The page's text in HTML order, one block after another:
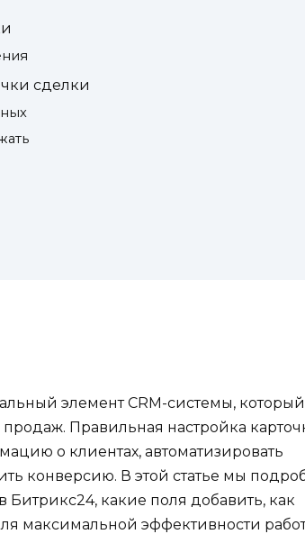
сделки
элемент CRM-системы, который
Правильная настройка
о клиентах, автоматизировать
конверсию. В этой статье мы
Битрикс24, какие поля добавить, как
максимальной эффективности